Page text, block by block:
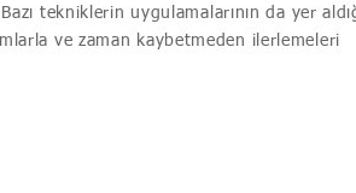
tekniklerin uygulamalarının da yer
ve zaman kaybetmeden ilerlemeleri